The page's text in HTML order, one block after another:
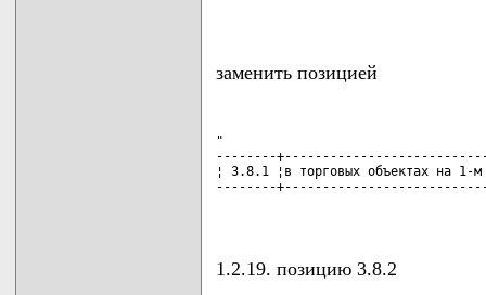
заменить позицией
"
--------
¦ 3.8.1 ¦в торговых объектах
--------
1.2.19. позицию 3.8.2